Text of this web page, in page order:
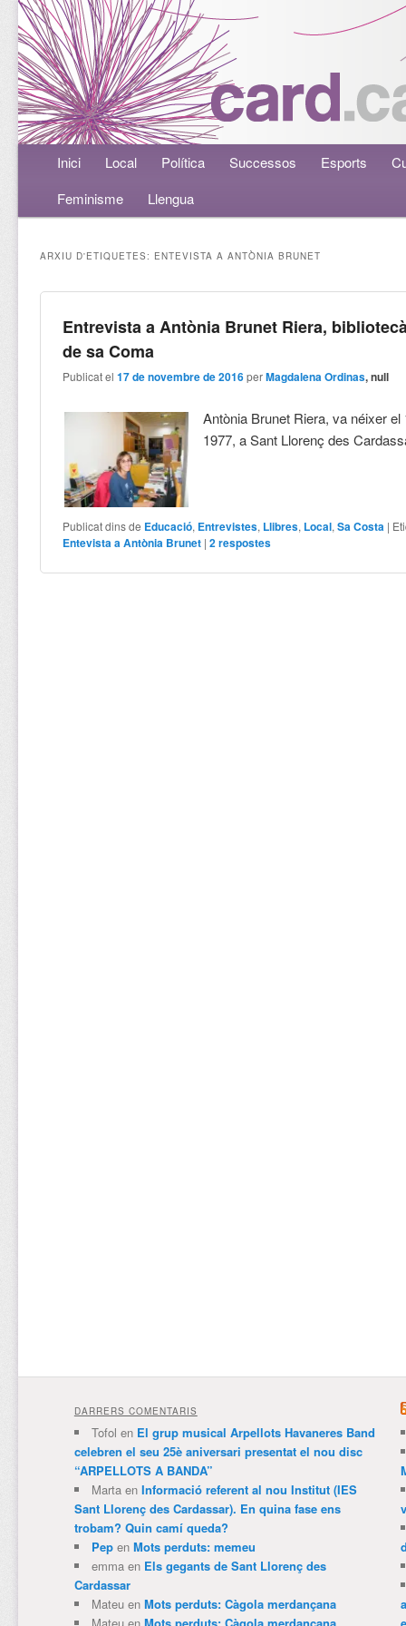
Menú principalAneu al contingut principal
Aneu al contingut secundari
Inici Local Política Successos Esports
Feminisme
Llengua
ARXIU D'ETIQUETES: ENTEVISTA A ANTÒNIA BRUNET
Entrevista a Antònia Brunet Riera,
de sa Coma
Publicat el17 de novembre de 2016 perMagdalena Ordinas, null
Antònia Brunet Riera, va néixer
1977, a Sant Llorenç des
Publicat dins de Educació, Entrevistes, Llibres, Local,Sa Costa |
Entevista a Antònia Brunet |2respostes
DARRERS COMENTARIS
Tofol en El grup musical Arpellots Havaneres Band
celebren el seu 25è aniversari presentat el nou disc
“ARPELLOTS A BANDA”
Martaen Informació referent al nou Institut (IES
Sant Llorenç des Cardassar). En quina fase ens
trobam? Quin camí queda?
Pepen Mots perduts: memeu
emmaen Els gegants de Sant Llorenç des
Cardassar
Mateuen Mots perduts: Càgola merdançana